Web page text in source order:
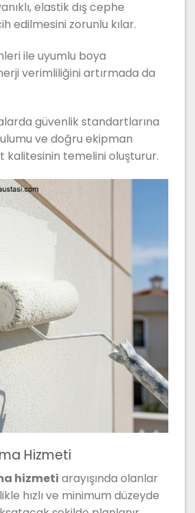
elastik dış cephe
edilmesini zorunlu kılar.
ile uyumlu boya
verimliliğini artırmada da
güvenlik standartlarına
ve doğru ekipman
kalitesinin temelini oluşturur.
Hizmeti
hizmeti arayışında olanlar
hızlı ve minimum düzeyde